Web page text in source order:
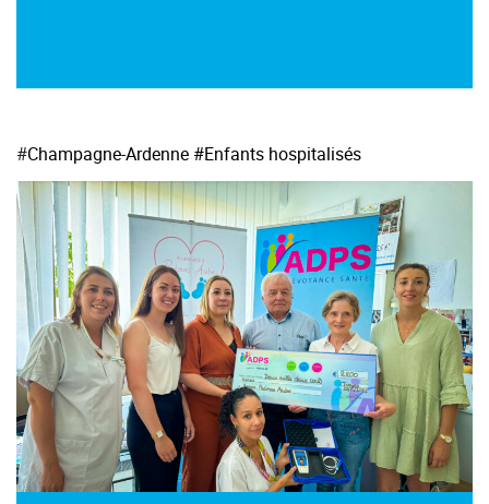
#Champagne-Ardenne #Enfants hospitalisés